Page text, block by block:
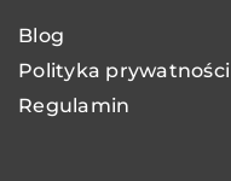
Blog
Polityka prywatności
Regulamin